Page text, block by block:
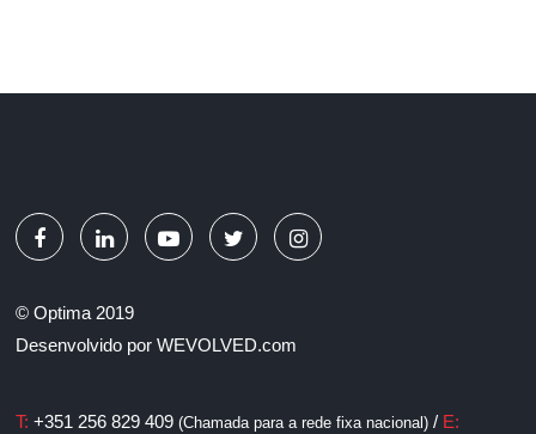
© Optima 2019
Desenvolvido porWEVOLVED.com
T: +351 256 829 409(Chamada para a rede fixa nacional) / E: